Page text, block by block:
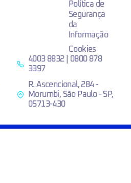
Política de
Segurança
da
Informação
Cookies
4003 8832 | 0800 878
3397
R. Ascencional, 284 -
Morumbi, São Paulo - SP,
05713-430